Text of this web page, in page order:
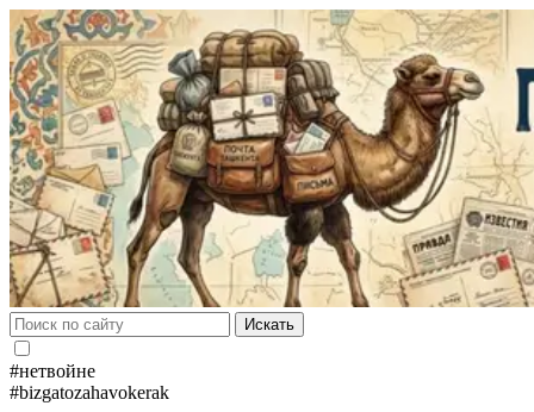
Искать
#нетвойне
#bizgatozahavokerak